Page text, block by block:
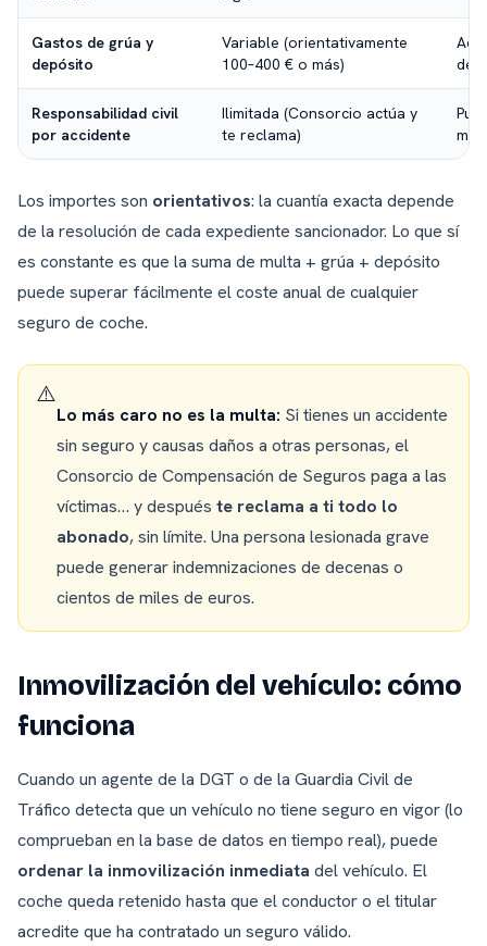
Gastos de grúa y
depósito
Variable (orientativamente
100–400 € o más)
Responsabilidad civil
por accidente
Ilimitada (Consorcio actúa y
te reclama)
Los importes son orientativos: la cuantía exacta depende
de la resolución de cada expediente sancionador. Lo que sí
es constante es que la suma de multa + grúa + depósito
puede superar fácilmente el coste anual de cualquier
seguro de coche.
⚠️
Lo más caro no es la multa: Si tienes un accidente
sin seguro y causas daños a otras personas, el
Consorcio de Compensación de Seguros paga a las
víctimas… y después te reclama a ti todo lo
abonado, sin límite. Una persona lesionada grave
puede generar indemnizaciones de decenas o
cientos de miles de euros.
Inmovilización del vehículo: cómo
funciona
Cuando un agente de la DGT o de la Guardia Civil de
Tráfico detecta que un vehículo no tiene seguro en vigor (lo
comprueban en la base de datos en tiempo real), puede
ordenar la inmovilización inmediata del vehículo. El
coche queda retenido hasta que el conductor o el titular
acredite que ha contratado un seguro válido.